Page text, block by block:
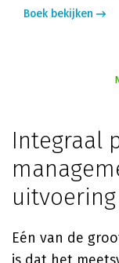
Boek bekijken
Integraal
Eén van de